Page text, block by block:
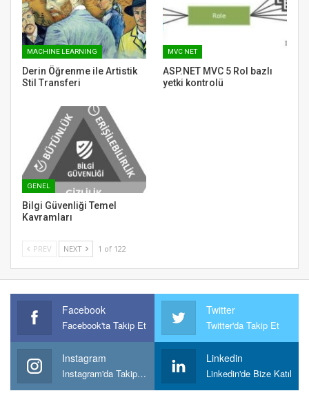
MACHINE LEARNING
Derin Öğrenme ile Artistik
Stil Transferi
MVC NET
ASP.NET MVC 5 Rol bazlı
yetki kontrolü
GENEL
Bilgi Güvenliği Temel
Kavramları
PREV NEXT 1 of 122
Facebook
Facebook'ta Takip Et
Twitter
Twitter'da Takip Et
Instagram
Instagram'da Takipt Et
Linkedin
Linkedin'de Bize Katıl